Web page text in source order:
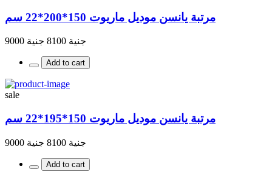
مرتبة يانسن موديل ماريوت 150*200*22 سم
جنية 8100 جنية 9000
Add to cart
sale
مرتبة يانسن موديل ماريوت 150*195*22 سم
جنية 8100 جنية 9000
Add to cart